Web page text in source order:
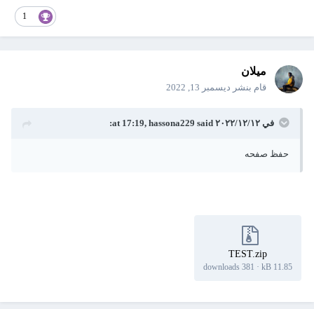
ميلان
قام بنشر ديسمبر 13, 2022
في ١٢‏/١٢‏/٢٠٢٢ at 17:19, hassona229said:
حفظ صفحه
TEST.zip
11.85 kB
·
381 downloads